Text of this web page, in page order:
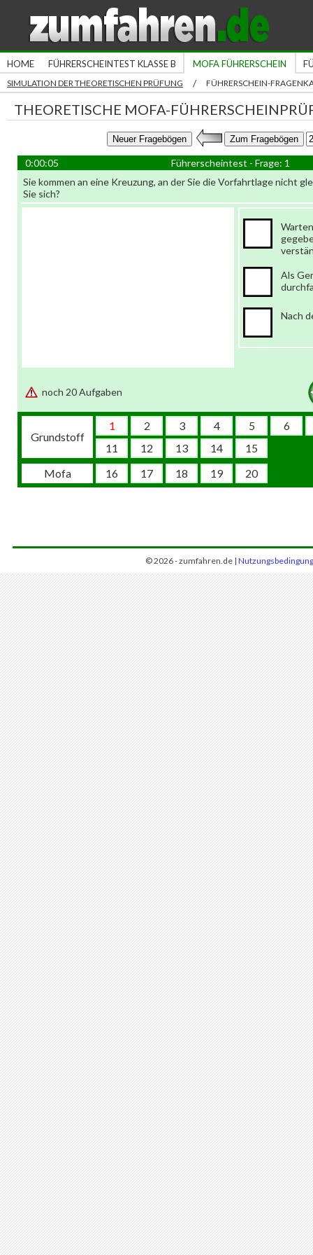
HOME FÜHRERSCHEINTEST KLASSE B MOFA FÜHRERSCHEIN
SIMULATION DER THEORETISCHEN PRÜFUNG / FÜHRERSCHEIN-
THEORETISCHE MOFA-
0:00:06
Führerscheintest - Frage: 1
Sie kommen an eine Kreuzung, an der Sie die Vorfahrtlage nicht
Sie sich?
Als
Nach
noch 20 Aufgaben
Grundstoff
1 2 3 4 5
6
11
12 13 14
15
Mofa
16 17 18 19 20
© 2026 - zumfahren.de |